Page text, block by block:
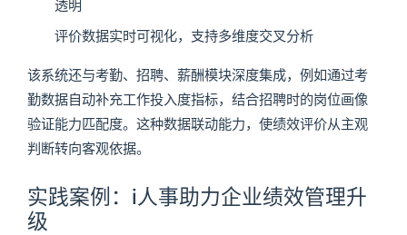
透明
评价数据实时可视化，支持多维度交叉分析
该系统还与考勤、招聘、薪酬模块深度集成，例如通过考
勤数据自动补充工作投入度指标，结合招聘时的岗位画像
验证能力匹配度。这种数据联动能力，使绩效评价从主观
判断转向客观依据。
实践案例：i人事助力企业绩效管理升
级